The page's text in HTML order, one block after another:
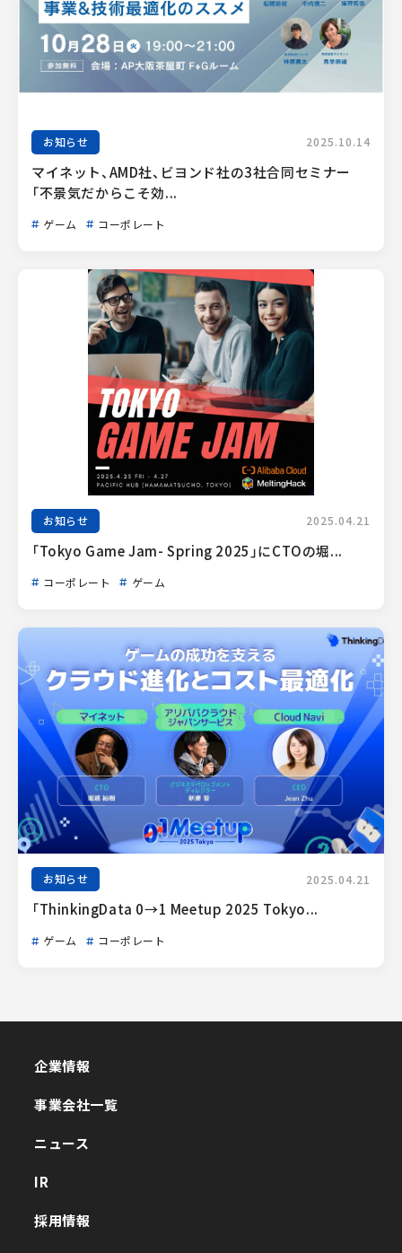
お知らせ 2025.10.14
マイネット、AMD社、ビヨンド社の3社合同セミナー
「不景気だからこそ効...
ゲーム コーポレート
お知らせ 2025.04.21
「Tokyo Game Jam- Spring 2025」にCTOの堀...
コーポレート ゲーム
お知らせ 2025.04.21
「ThinkingData 0→1 Meetup 2025 Tokyo...
ゲーム コーポレート
企業情報
事業会社一覧
ニュース
IR
採用情報